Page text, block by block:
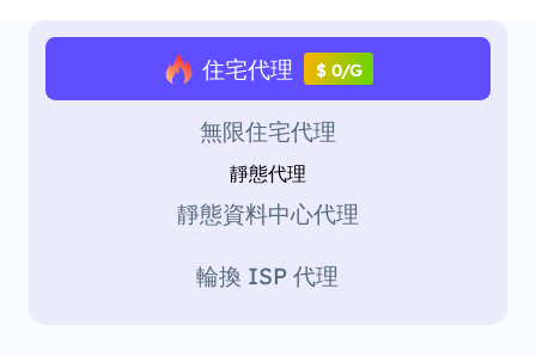
住宅代理 $ 0/G
無限住宅代理
靜態代理
靜態資料中心代理
輪換 ISP 代理